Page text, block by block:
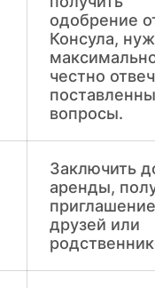
одобрение
Консула,
честно
вопросы.
Заключить
аренды,
друзей или